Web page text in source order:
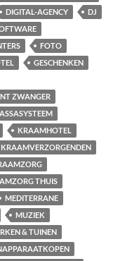
DIGITAL-AGENCY
DJ
FOTO
GESCHENKEN
ZWANGER
KRAAMHOTEL
KRAAMVERZORGENDEN
THUIS
MEDITERRANE
MUZIEK
& TUINEN